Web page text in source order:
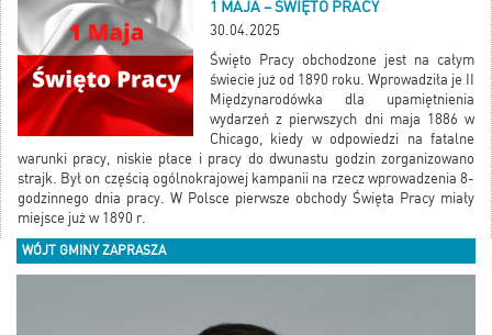
1 MAJA – ŚWIĘTO PRACY
30.04.2025
Święto Pracy obchodzone jest na całym
świecie już od 1890 roku. Wprowadziła je II
Międzynarodówka dla upamiętnienia
wydarzeń z pierwszych dni maja 1886 w
Chicago, kiedy w odpowiedzi na fatalne
warunki pracy, niskie płace i pracy do dwunastu godzin zorganizowano
strajk. Był on częścią ogólnokrajowej kampanii na rzecz wprowadzenia 8-
godzinnego dnia pracy. W Polsce pierwsze obchody Święta Pracy miały
miejsce już w 1890 r.
WÓJT GMINY ZAPRASZA